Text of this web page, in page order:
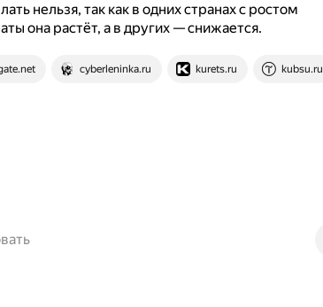
нельзя, так как в одних странах с ростом
она растёт, а в других — снижается.
cyberleninka.ru kurets.ru kubsu.ru